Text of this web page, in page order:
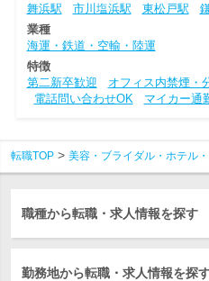
舞浜駅
市川塩浜駅 東松戸駅
業種
海運・鉄道・空輸・陸運
特徴
第二新卒歓迎
オフィス内禁煙・
電話問い合わせOK
マイカー通
転職TOP 美容・ブライダル・ホテル
職種から転職・求人情報を探す
勤務地から転職・求人情報を探